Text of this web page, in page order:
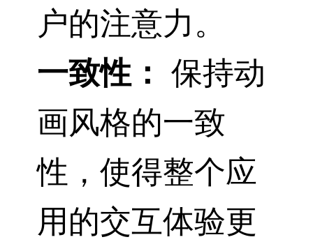
户的注意力。
一致性： 保持动
画风格的一致
性，使得整个应
用的交互体验更